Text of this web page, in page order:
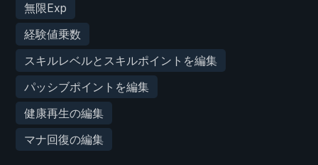
無限Exp
経験値乗数
スキルレベルとスキルポイントを編集
パッシブポイントを編集
健康再生の編集
マナ回復の編集